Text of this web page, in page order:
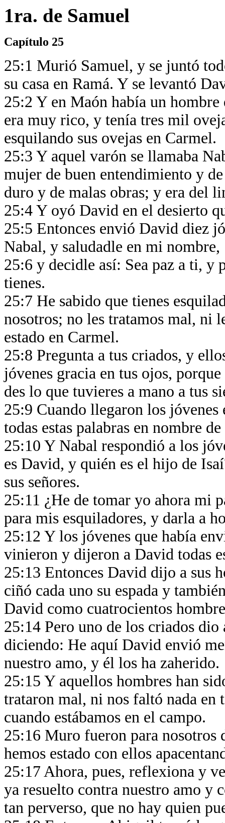
1ra. de Samuel
Capítulo 25
25:1 Murió Samuel, y se juntó
su casa en Ramá. Y se levantó
25:2 Y en Maón había un
era muy rico, y tenía tres mil
esquilando sus ovejas en Carmel.
25:3 Y aquel varón se llamaba
mujer de buen entendimiento y
duro y de malas obras; y era del
25:4 Y oyó David en el desierto
25:5 Entonces envió David diez
Nabal, y saludadle en mi nombre,
25:6 y decidle así: Sea paz a ti, y
tienes.
25:7 He sabido que tienes
nosotros; no les tratamos mal, ni
estado en Carmel.
25:8 Pregunta a tus criados, y
jóvenes gracia en tus ojos,
des lo que tuvieres a mano a tus
25:9 Cuando llegaron los
todas estas palabras en nombre
25:10 Y Nabal respondió a los
es David, y quién es el hijo de
sus señores.
25:11 ¿He de tomar yo ahora mi
para mis esquiladores, y darla a
25:12 Y los jóvenes que había
vinieron y dijeron a David todas
25:13 Entonces David dijo a sus
ciñó cada uno su espada y
David como cuatrocientos
25:14 Pero uno de los criados
diciendo: He aquí David envió
nuestro amo, y él los ha zaherido.
25:15 Y aquellos hombres han
trataron mal, ni nos faltó nada en
cuando estábamos en el campo.
25:16 Muro fueron para nosotros
hemos estado con ellos
25:17 Ahora, pues, reflexiona y
ya resuelto contra nuestro amo y
tan perverso, que no hay quien